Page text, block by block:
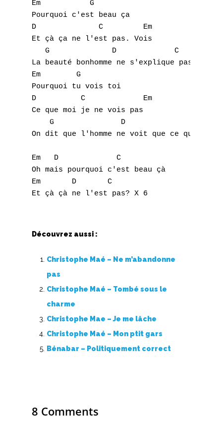
Em           G
Pourquoi c'est beau ça
D              C         Em
Et çà ça ne l'est pas. Vois
   G              D             C
La beauté bonhomme ne s'explique pas
Em        G
Pourquoi tu vois toi
D          C             Em
Ce que moi je ne vois pas
G               D
On dit que l'homme ne voit que ce qu'il
Em   D             C
Oh mais pourquoi c'est beau çà
Em       D       C
Découvrez aussi :
Christophe Maé – Ne m’abandonne
pas
Christophe Maé – Tombé sous le
charme
Christophe Mae – Je me lâche
Christophe Maé – Mon ptit gars
Bénabar – Politiquement correct
8 Comments
O
P
W
X
Y